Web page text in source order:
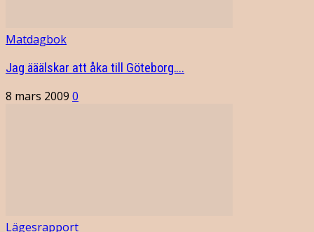
Matdagbok
Jag ääälskar att åka till Göteborg….
8 mars 2009 0
Lägesrapport